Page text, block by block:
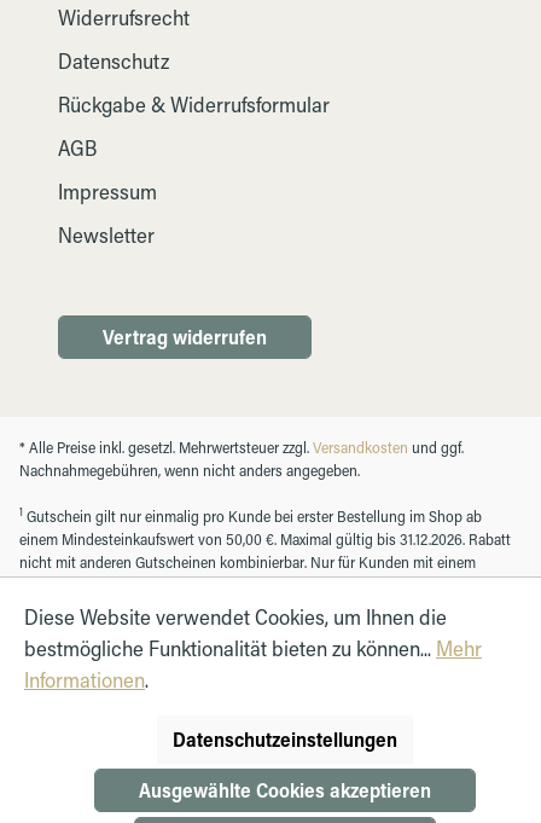
Widerrufsrecht
Datenschutz
Rückgabe & Widerrufsformular
AGB
Impressum
Newsletter
Vertrag widerrufen
* Alle Preise inkl. gesetzl. Mehrwertsteuer zzgl.Versandkosten und ggf.
Nachnahmegebühren, wenn nicht anders angegeben.
1 Gutschein gilt nur einmalig pro Kunde bei erster Bestellung im Shop ab
einem Mindesteinkaufswert von 50,00 €. Maximal gültig bis 31.12.2026. Rabatt
nicht mit anderen Gutscheinen kombinierbar. Nur für Kunden mit einem
Diese Website verwendet Cookies, um Ihnen die
bestmögliche Funktionalität bieten zu können... Mehr
Informationen.
Datenschutzeinstellungen
Ausgewählte Cookies akzeptieren